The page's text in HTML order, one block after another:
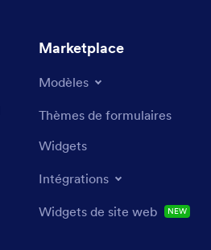
Marketplace
Modèles
Thèmes de formulaires
Widgets
Intégrations
Widgets de site web NEW